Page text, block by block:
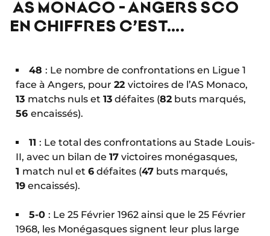
AS MONACO - ANGERS SCO
EN CHIFFRES C’EST….
48 : Le nombre de confrontations en Ligue 1
face à Angers, pour 22 victoires de l’AS Monaco,
13 matchs nuls et 13 défaites (82 buts marqués,
56 encaissés).
11 : Le total des confrontations au Stade Louis-
II, avec un bilan de 17 victoires monégasques,
1 match nul et 6 défaites (47 buts marqués,
19 encaissés).
5-0 : Le 25 Février 1962 ainsi que le 25 Février
1968, les Monégasques signent leur plus large